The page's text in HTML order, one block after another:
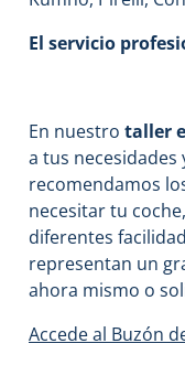
El servicio
En nuestro taller
a tus necesidades
recomendamos
necesitar tu
diferentes
representan un
ahora mismo o
Accede al Buzón